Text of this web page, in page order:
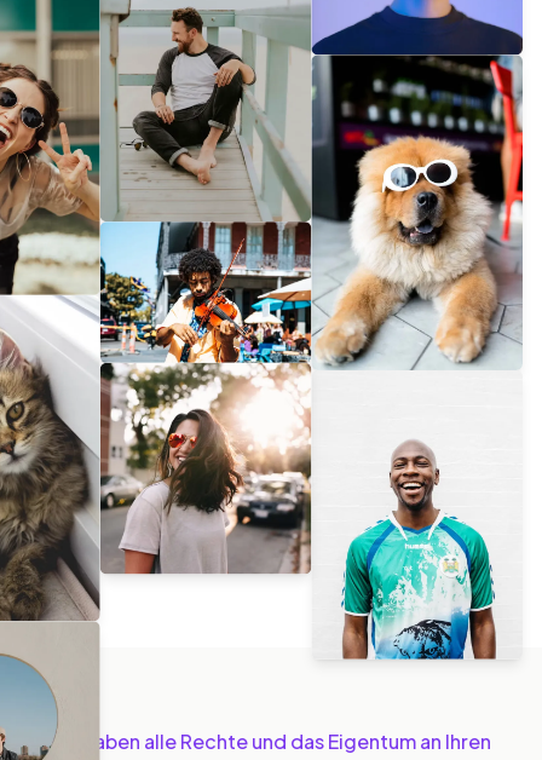
Sie haben alle Rechte und das Eigentum an Ihren